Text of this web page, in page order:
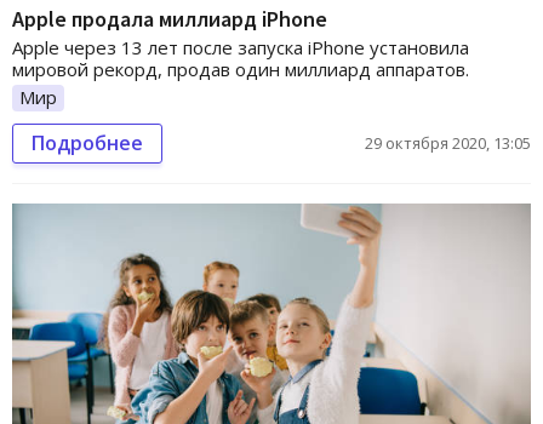
Apple продала миллиард iPhone
Apple через 13 лет после запуска iPhone установила
мировой рекорд, продав один миллиард аппаратов.
Мир
Подробнее 29 октября 2020, 13:05